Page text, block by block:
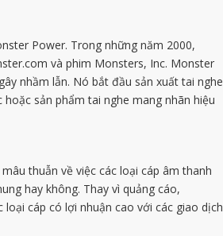
Power. Trong những năm 2000,
và phim Monsters, Inc. Monster
nhầm lẫn. Nó bắt đầu sản xuất tai nghe
sản phẩm tai nghe mang nhãn hiệu
thuẫn về việc các loại cáp âm thanh
hay không. Thay vì quảng cáo,
loại cáp có lợi nhuận cao với các giao dịch